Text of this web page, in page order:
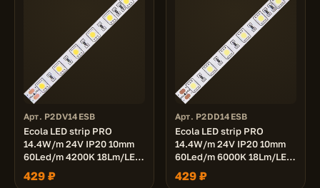
Арт. P2DV14ESB
Ecola LED strip PRO
14.4W/m 24V IP20 10mm
60Led/m 4200K 18Lm/LED
1080Lm/m светодиодная
лента на катушке 5м.
429 ₽
Арт. P2DD14ESB
Ecola LED strip PRO
14.4W/m 24V IP20 10mm
60Led/m 6000K 18Lm/LED
1080Lm/m светодиодная
лента на катушке 5м.
429 ₽